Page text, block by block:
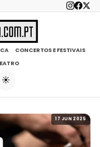
CONCERTOS E FESTIVAIS
☀️
17 JUN 2025